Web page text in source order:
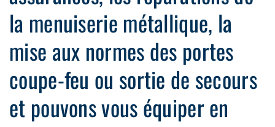
la menuiserie métallique, la
mise aux normes des portes
coupe-feu ou sortie de secours
et pouvons vous équiper en